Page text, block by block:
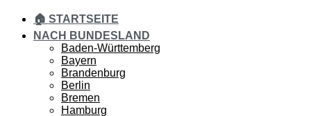
🏠 STARTSEITE
NACH BUNDESLAND
Baden-Württemberg
Bayern
Brandenburg
Berlin
Bremen
Hamburg